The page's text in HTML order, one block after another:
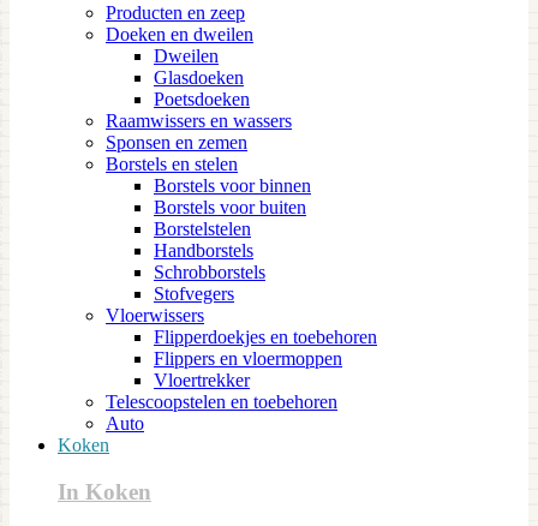
Producten en zeep
Doeken en dweilen
Dweilen
Glasdoeken
Poetsdoeken
Raamwissers en wassers
Sponsen en zemen
Borstels en stelen
Borstels voor binnen
Borstels voor buiten
Borstelstelen
Handborstels
Schrobborstels
Stofvegers
Vloerwissers
Flipperdoekjes en toebehoren
Flippers en vloermoppen
Vloertrekker
Telescoopstelen en toebehoren
Auto
Koken
In Koken